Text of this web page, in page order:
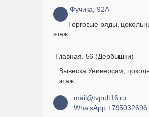
Фучика, 92А
Торговые ряды,
этаж
Главная, 56 (Дербышки)
Вывеска Универсам,
этаж
mail@tvpult16.ru
WhatsApp